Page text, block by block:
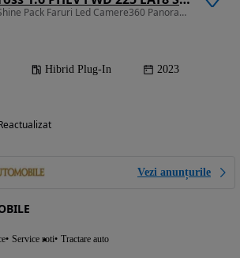
1598 cm3 • 225 CP • Shine Pack Faruri Led Camere360 Panoramic Alcantara Ceasuri Digitale
Hibrid Plug-In 2023
Vezi anunțurile
Service roti Tractare auto